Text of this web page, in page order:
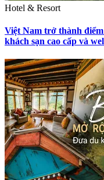
Hotel & Resort
Việt Nam trở thành
khách sạn cao cấp và